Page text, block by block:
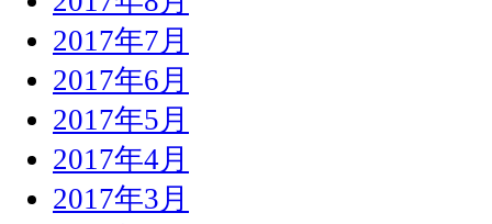
2017年7月
2017年6月
2017年5月
2017年4月
2017年3月